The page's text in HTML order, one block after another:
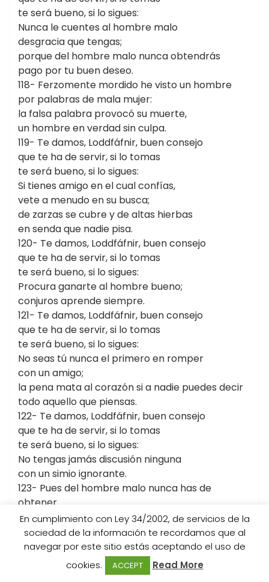
te será bueno, si lo sigues:
Nunca le cuentes al hombre malo
desgracia que tengas;
porque del hombre malo nunca obtendrás
pago por tu buen deseo.
118- Ferzomente mordido he visto un hombre
por palabras de mala mujer:
la falsa palabra provocó su muerte,
un hombre en verdad sin culpa.
119- Te damos, Loddfáfnir, buen consejo
que te ha de servir, si lo tomas
te será bueno, si lo sigues:
Si tienes amigo en el cual confías,
vete a menudo en su busca;
de zarzas se cubre y de altas hierbas
en senda que nadie pisa.
120- Te damos, Loddfáfnir, buen consejo
que te ha de servir, si lo tomas
te será bueno, si lo sigues:
Procura ganarte al hombre bueno;
conjuros aprende siempre.
121- Te damos, Loddfáfnir, buen consejo
que te ha de servir, si lo tomas
te será bueno, si lo sigues:
No seas tú nunca el primero en romper
con un amigo;
la pena mata al corazón si a nadie puedes decir
todo aquello que piensas.
122- Te damos, Loddfáfnir, buen consejo
que te ha de servir, si lo tomas
te será bueno, si lo sigues:
No tengas jamás discusión ninguna
con un simio ignorante.
123- Pues del hombre malo nunca has de
obtener
buena recompensa;
el hombre bueno será quien te logre
renombre y fama.
124- Por igual que un hermano tiénese aquel
al que todo se cuenta;
En cumplimiento con Ley 34/2002, de servicios de la
sociedad de la información te recordamos que al
navegar por este sitio estás aceptando el uso de
cookies.
ACCEPT Read More